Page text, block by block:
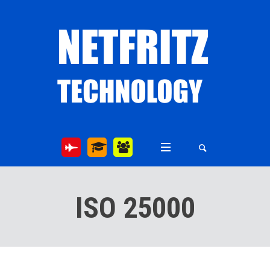
ISO 25000